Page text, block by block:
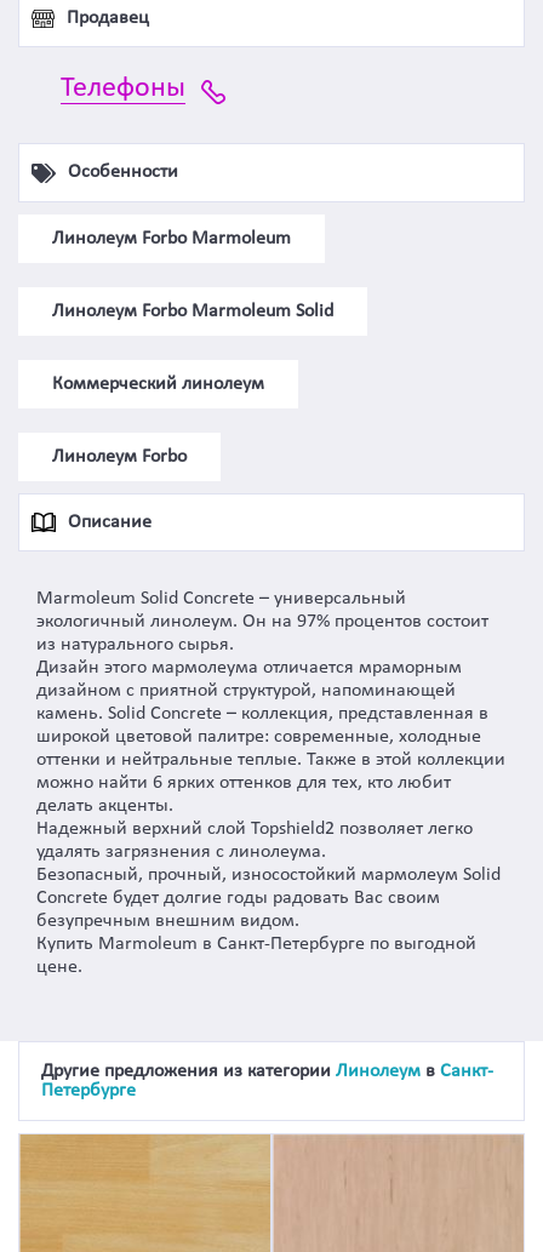
Продавец
Телефоны
Особенности
Линолеум Forbo Marmoleum
Линолеум Forbo Marmoleum Solid
Коммерческий линолеум
Линолеум Forbo
Описание
Marmoleum Solid Concrete – универсальный
экологичный линолеум. Он на 97% процентов состоит
из натурального сырья.
Дизайн этого мармолеума отличается мраморным
дизайном с приятной структурой, напоминающей
камень. Solid Concrete – коллекция, представленная в
широкой цветовой палитре: современные, холодные
оттенки и нейтральные теплые. Также в этой коллекции
можно найти 6 ярких оттенков для тех, кто любит
делать акценты.
Надежный верхний слой Topshield2 позволяет легко
удалять загрязнения с линолеума.
Безопасный, прочный, износостойкий мармолеум Solid
Concrete будет долгие годы радовать Вас своим
безупречным внешним видом.
Купить Marmoleum в Санкт-Петербурге по выгодной
цене.
Другие предложения из категории Линолеум в Санкт-
Петербурге